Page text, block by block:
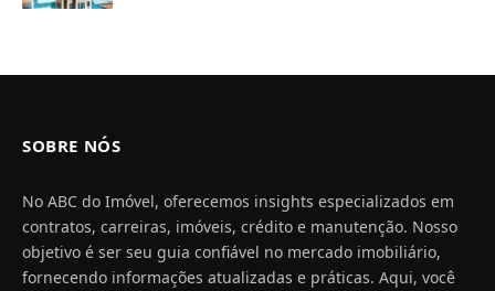
SOBRE NÓS
No ABC do Imóvel, oferecemos insights especializados em
contratos, carreiras, imóveis, crédito e manutenção. Nosso
objetivo é ser seu guia confiável no mercado imobiliário,
fornecendo informações atualizadas e práticas. Aqui, você